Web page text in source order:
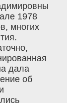
1978
многих
дала
об